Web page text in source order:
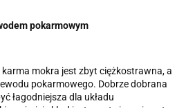
pokarmowym
mokra jest zbyt ciężkostrawna, a
pokarmowego. Dobrze dobrana
łagodniejsza dla układu